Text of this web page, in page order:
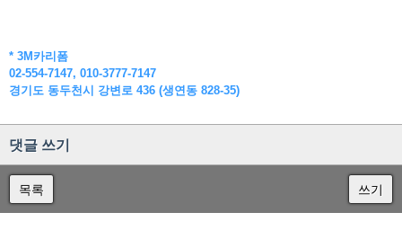
* 3M카리폼
02-554-7147, 010-3777-7147
경기도 동두천시 강변로 436 (생연동 828-35)
댓글 쓰기
목록 쓰기